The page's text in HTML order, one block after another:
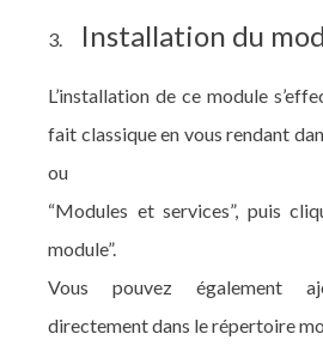
3. Installation du
L’installation de ce module
fait classique en vous rendant
ou
“Modules et services”, puis
module”.
Vous pouvez également
directement dans le répertoire